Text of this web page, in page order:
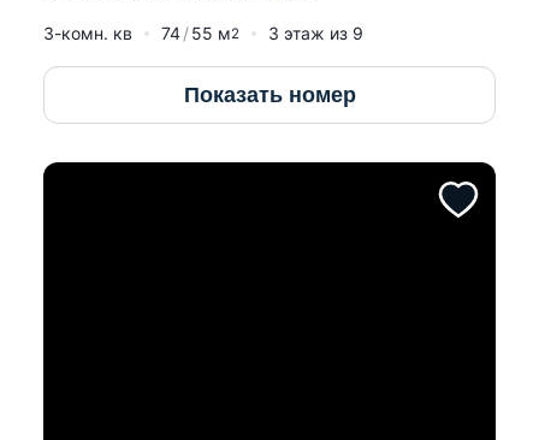
3-комн. кв 74 55 м2 3 этаж из 9
Показать номер